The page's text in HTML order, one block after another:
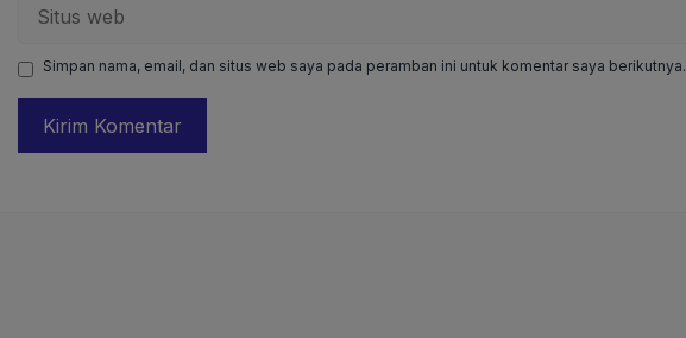
web
Simpan nama, email, dan situs web saya pada peramban ini untuk komentar saya berikutnya.